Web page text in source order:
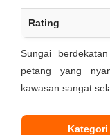
Rating
Sungai
petang yang
kawasan sangat
Kategori